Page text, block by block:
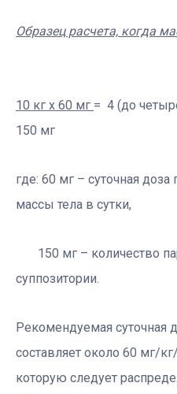
Образец расчета, когда
10 кг х 60 мг = 4 (до
150 мг
где: 60 мг – суточная доза
массы тела в сутки,
150 мг – количество
суппозитории.
Рекомендуемая суточная
составляет около 60 мг/
которую следует